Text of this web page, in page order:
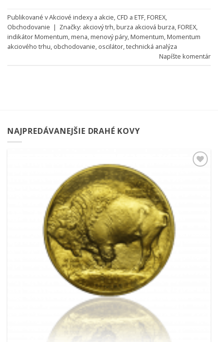
Publikované vAkciové indexy a akcie, CFD a ETF,FOREX,
Obchodovanie | Značky: akciový trh,burza akciová burza,FOREX,
indikátor Momentum,mena,menový páry,Momentum,Momentum
akciového trhu, obchodovanie, oscilátor,technická analýza
Napíšte komentár
NAJPREDÁVANEJŠIE DRAHÉ KOVY